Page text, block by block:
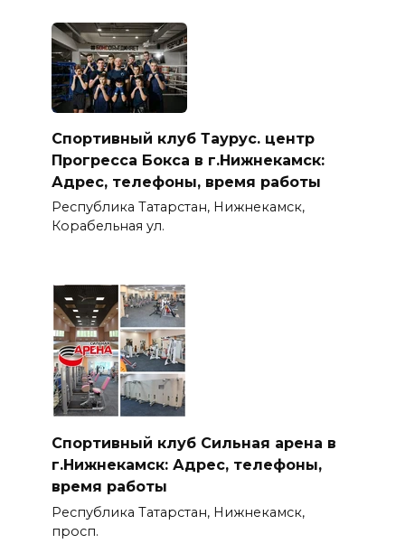
Спортивный клуб Таурус. центр
Прогресса Бокса в г.Нижнекамск:
Адрес, телефоны, время работы
Республика Татарстан, Нижнекамск,
Корабельная ул.
Спортивный клуб Сильная арена в
г.Нижнекамск: Адрес, телефоны,
время работы
Республика Татарстан, Нижнекамск,
просп.